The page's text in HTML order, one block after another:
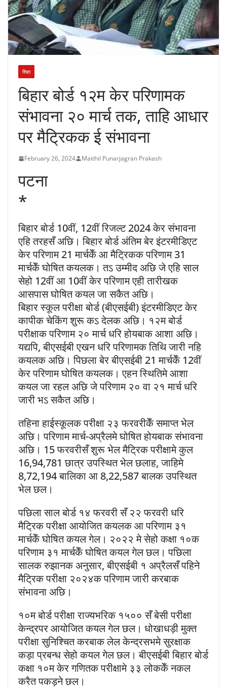
शिक्षा
बिहार बोर्ड १२म केर परिणामक
संभावना २० मार्च तक, ताहि आधार
पर मैट्रिकक ई संभावना
February 26, 2024 Maithil Punarjagran Prakash
पटना
*
बिहार बोर्ड 10वीं, 12वीं रिजल्ट 2024 केर संभावना
एहि तरहसँ अछि। बिहार बोर्ड अंतिम बेर इंटरमीडिएट
केर परिणाम 21 मार्चकेँ आ मैट्रिकक परिणाम 31
मार्चकेँ घोषित कयलक। तऽ उम्मीद अछि जे एहि साल
सेहो 12वीं आ 10वीं केर परिणाम एही तारीखक
आसपास घोषित कयल जा सकैत अछि।
बिहार स्कूल परीक्षा बोर्ड (बीएसईबी) इंटरमीडिएट केर
कापीक चेकिंग शुरू कऽ देलक अछि। १२म बोर्ड
परीक्षाक परिणाम २० मार्च धरि होयबाक आशा अछि।
यद्यपि, बीएसईबी एखन धरि परिणामक तिथि जारी नहि
कयलक अछि। पिछला बेर बीएसईबी 21 मार्चकेँ 12वीं
केर परिणाम घोषित कयलक। एहन स्थितिमे आशा
कयल जा रहल अछि जे परिणाम २० वा २१ मार्च धरि
जारी भऽ सकैत अछि।
तहिना हाईस्कूलक परीक्षा २३ फरवरीकेँ समाप्त भेल
अछि। परिणाम मार्च-अप्रैलमे घोषित होयबाक संभावना
अछि। 15 फरवरीसँ शुरू भेल मैट्रिक परीक्षामे कुल
16,94,781 छात्र उपस्थित भेल छलाह, जाहिमे
8,72,194 बालिका आ 8,22,587 बालक उपस्थित
भेल छल।
पछिला साल बोर्ड १४ फरवरी सँ २२ फरवरी धरि
मैट्रिक परीक्षा आयोजित कयलक आ परिणाम ३१
मार्चकेँ घोषित कयल गेल। २०२२ मे सेहो कक्षा १०क
परिणाम ३१ मार्चकेँ घोषित कयल गेल छल। पछिला
सालक रुझानक अनुसार, बीएसईबी १ अप्रैलसँ पहिने
मैट्रिक परीक्षा २०२४क परिणाम जारी करबाक
संभावना अछि।
१०म बोर्ड परीक्षा राज्यभरिक १५०० सँ बेसी परीक्षा
केन्द्रपर आयोजित कयल गेल छल। धोखाधड़ी मुक्त
परीक्षा सुनिश्चित करबाक लेल केन्द्रसभमे सुरक्षाक
कड़ा प्रबन्ध सेहो कयल गेल छल। बीएसईबी बिहार बोर्ड
कक्षा १०म केर गणितक परीक्षामे ३३ लोककेँ नकल
करैत पकड़ने छल।